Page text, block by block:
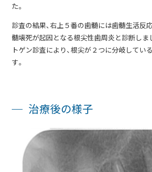
た。
診査の結果、右上５番の歯髄には歯髄生活反
髄壊死が起因となる根尖性歯周炎と診断しま
トゲン診査により、根尖が２つに分岐してい
す。
治療後の様子